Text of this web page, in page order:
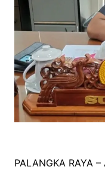
PALANGKA RAYA